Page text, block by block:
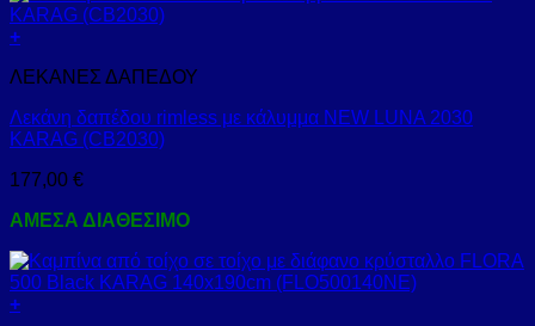
+
ΛΕΚΑΝΕΣ ΔΑΠΕΔΟΥ
Λεκάνη δαπέδου rimless με κάλυμμα NEW LUNA 2030
KARAG (CB2030)
177,00 €
ΑΜΕΣΑ ΔΙΑΘΕΣΙΜΟ
+